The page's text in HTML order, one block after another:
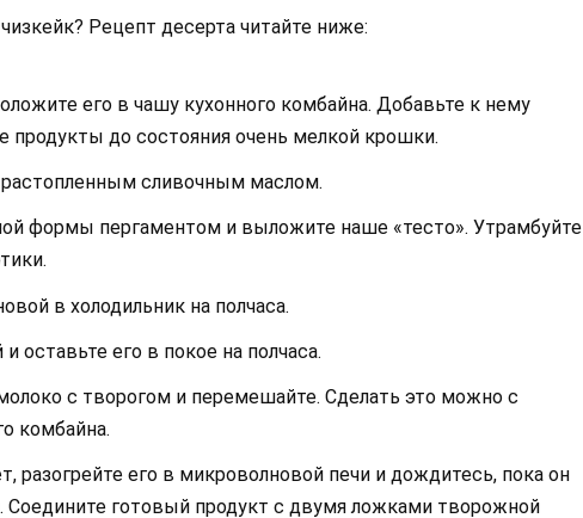
Рецепт десерта читайте ниже:
его в чашу кухонного комбайна. Добавьте к нему
продукты до состояния очень мелкой крошки.
сливочным маслом.
формы пергаментом и выложите наше «тесто». Утрамбуйте
в холодильник на полчаса.
оставьте его в покое на полчаса.
с творогом и перемешайте. Сделать это можно с
комбайна.
разогрейте его в микроволновой печи и дождитесь, пока он
Соедините готовый продукт с двумя ложками творожной